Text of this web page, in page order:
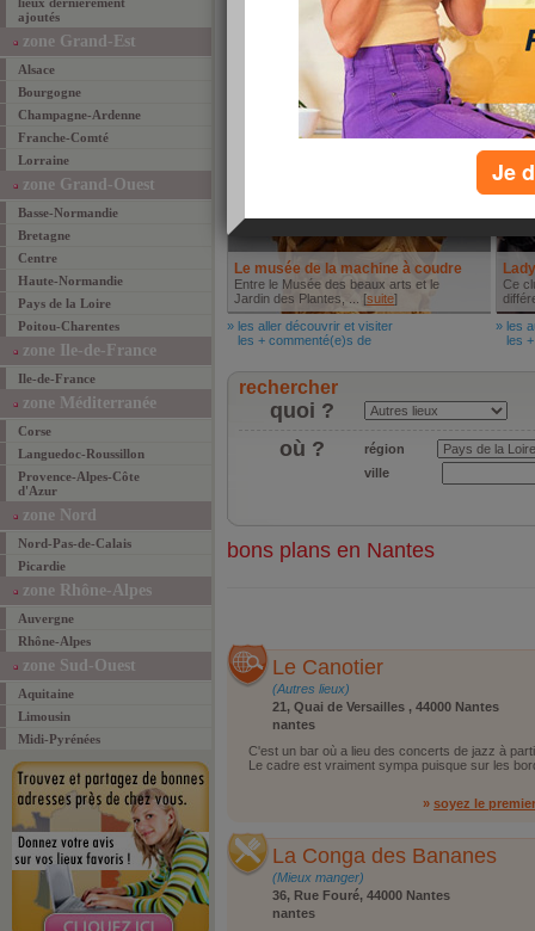
ajoutés
zone Grand-Est
Alsace
Bourgogne
Champagne-Ardenne
Franche-Comté
Lorraine
zone Grand-Ouest
Basse-Normandie
Bretagne
Centre
Haute-Normandie
Pays de la Loire
Poitou-Charentes
zone Ile-de-France
Ile-de-France
zone Méditerranée
Corse
Languedoc-Roussillon
Provence-Alpes-Côte
d'Azur
zone Nord
Nord-Pas-de-Calais
Picardie
zone Rhône-Alpes
Auvergne
Rhône-Alpes
zone Sud-Ouest
Aquitaine
Limousin
Midi-Pyrénées
Si vous aimez le poisson, frais et à
toutes les sauces, ... [suite]
» les mieux manger
les + commenté(e)s de
A
Aller découvrir et visiter
Le musée de la machine à coudre
Entre le Musée des beaux arts et le
Jardin des Plantes, ... [suite]
» les aller découvrir et visiter
les + commenté(e)s de
Ce
» les
les +
rechercher
quoi ?
où ?
région
ville
bons plans en Nantes
Le Canotier
(Autres lieux)
21, Quai de Versailles , 44000 Nantes
nantes
C'est un bar où a lieu des concerts de jazz à
Le cadre est vraiment sympa puisque sur les
» soyez le
La Conga des Bananes
(Mieux manger)
36, Rue Fouré, 44000 Nantes
nantes
Je